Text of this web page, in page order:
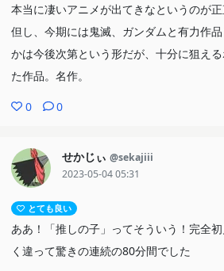
本当に凄いアニメが出てきなというのが正
但し、今期には鬼滅、ガンダムと有力作
かは今後次第という形だが、十分に狙え
た作品。名作。
0 0
せかじぃ @sekajiii
2023-05-04 05:31
とても良い
ああ！「推しの子」ってそういう！完全
く違って驚きの連続の80分間でした